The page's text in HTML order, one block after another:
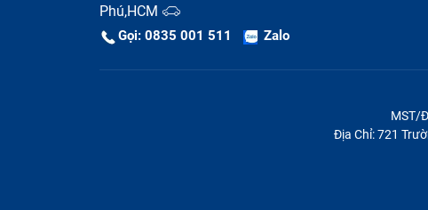
Phú,HCM
Gọi: 0835 001 511 Zalo
MST/
Địa Chỉ: 721